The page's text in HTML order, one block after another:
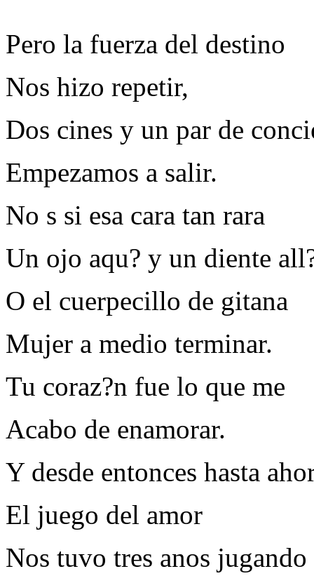
Pero la fuerza del destino
Nos hizo repetir,
Dos cines y un par de
Empezamos a salir.
No s si esa cara tan rara
Un ojo aqu? y un diente
O el cuerpecillo de gitana
Mujer a medio terminar.
Tu coraz?n fue lo que me
Acabo de enamorar.
Y desde entonces hasta
El juego del amor
Nos tuvo tres anos jugando